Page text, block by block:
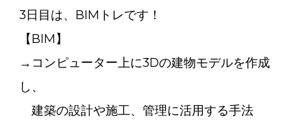
3日目は、BIMトレです！
【BIM】
→コンピューター上に3Dの建物モデルを作成
し、
建築の設計や施工、管理に活用する手法